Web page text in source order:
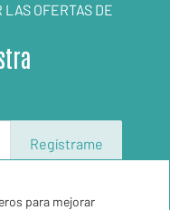
LAS OFERTAS DE
Regístrame
para mejorar